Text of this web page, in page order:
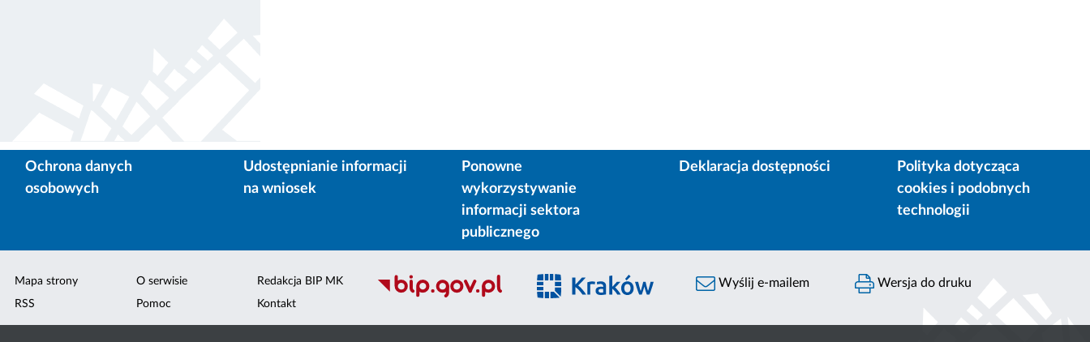
Ochrona danych
osobowych
Udostępnianie informacji
na wniosek
Ponowne
wykorzystywanie
informacji sektora
publicznego
Deklaracja dostępności
Polityka dotycząca
cookies i podobnych
technologii
Mapa strony
RSS
O serwisie
Pomoc
Redakcja BIP MK
Kontakt
Wyślij e-mailem Wersja do druku